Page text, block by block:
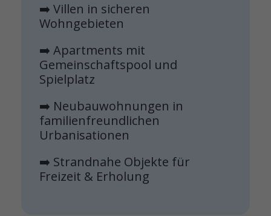
➡️ Villen in sicheren
Wohngebieten
➡️ Apartments mit
Gemeinschaftspool und
Spielplatz
➡️ Neubauwohnungen in
familienfreundlichen
Urbanisationen
➡️ Strandnahe Objekte für
Freizeit & Erholung